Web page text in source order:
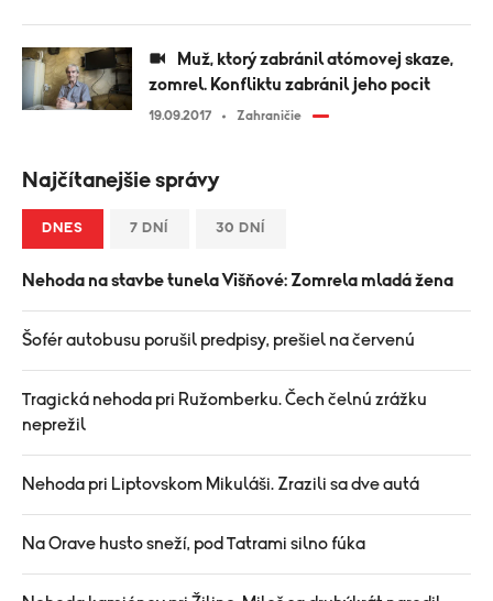
zomrel. Konfliktu zabránil jeho pocit
19.09.2017 Zahraničie
Najčítanejšie správy
DNES 7 DNÍ 30 DNÍ
Nehoda na stavbe tunela Višňové: Zomrela mladá žena
Šofér autobusu porušil predpisy, prešiel na červenú
Tragická nehoda pri Ružomberku. Čech čelnú zrážku
neprežil
Nehoda pri Liptovskom Mikuláši. Zrazili sa dve autá
Na Orave husto sneží, pod Tatrami silno fúka